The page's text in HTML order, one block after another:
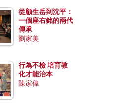
從顧生岳到沈平：
一個座右銘的兩代
傳承
劉家美
行為不檢 培育教
化才能治本
陳家偉